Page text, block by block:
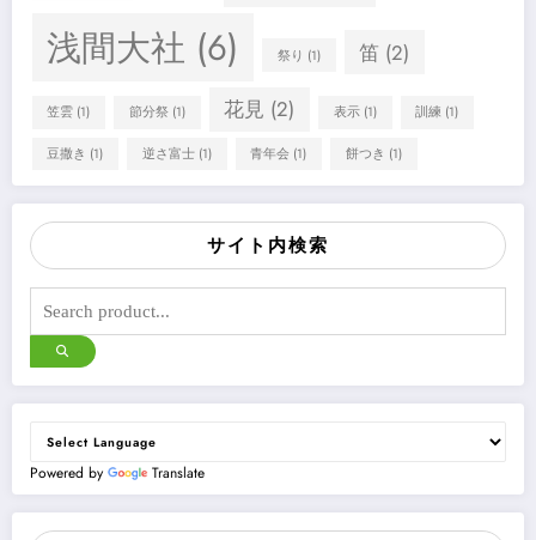
浅間大社 (6) 祭り (1) 笛 (2)
笠雲 (1) 節分祭(1) 花見 (2) 表示(1) 訓練 (1)
豆撒き (1) 逆さ富士(1) 青年会 (1) 餅つき (1)
サイト内検索
Powered by Translate